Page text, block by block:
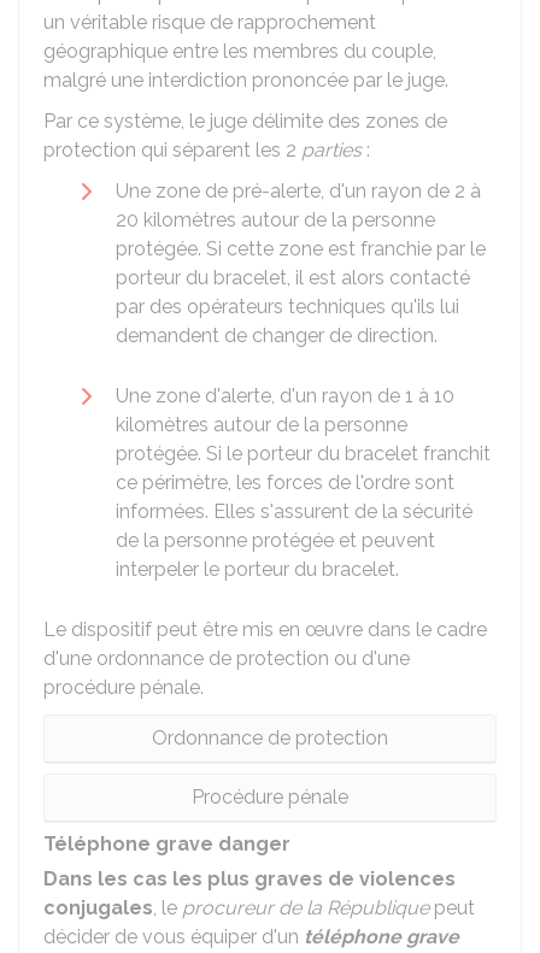
un véritable risque de rapprochement
géographique entre les membres du couple,
malgré une interdiction prononcée par le juge.
Par ce système, le juge délimite des zones de
protection qui séparent les 2 parties:
Une zone de pré-alerte, d'un rayon de 2 à
20 kilomètres autour de la personne
protégée. Si cette zone est franchie par le
porteur du bracelet, il est alors contacté
par des opérateurs techniques qu'ils lui
demandent de changer de direction.
Une zone d'alerte, d'un rayon de 1 à 10
kilomètres autour de la personne
protégée. Si le porteur du bracelet franchit
ce périmètre, les forces de l'ordre sont
informées. Elles s'assurent de la sécurité
de la personne protégée et peuvent
interpeler le porteur du bracelet.
Le dispositif peut être mis en œuvre dans le cadre
d'une ordonnance de protection ou d'une
procédure pénale.
Ordonnance de protection
Procédure pénale
Téléphone grave danger
Dans les cas les plus graves de violences
conjugales, le procureur de la Républiquepeut
décider de vous équiper d'un téléphone grave